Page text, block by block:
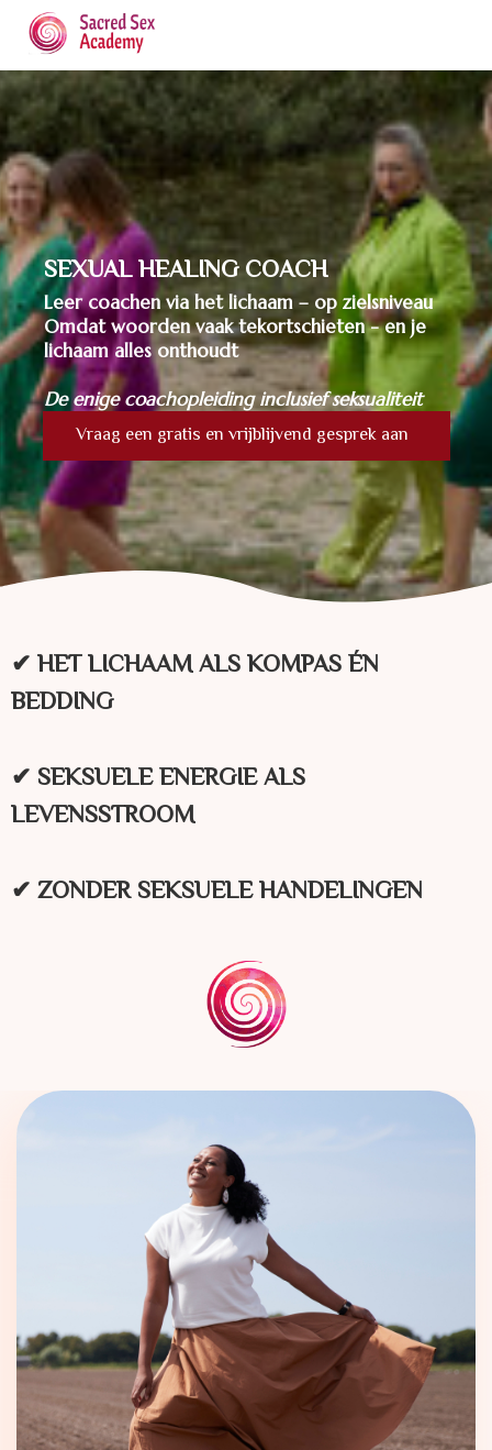
SEXUAL HEALING COACH
Leer coachen via het lichaam – op zielsniveau
Omdat woorden vaak tekortschieten - en je
lichaam alles onthoudt
De enige coachopleidinginclusief seksualiteit
Vraag een gratis en vrijblijvend gesprek aan
✔ HET LICHAAM ALS KOMPAS ÉN
BEDDING
✔ SEKSUELE ENERGIE ALS
LEVENSSTROOM
✔ ZONDER SEKSUELE HANDELINGEN